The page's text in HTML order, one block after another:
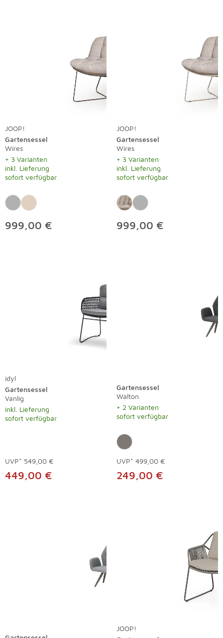
JOOP!
Gartensessel
Wires
+ 3 Varianten
inkl. Lieferung
sofort verfügbar
999,00 €
JOOP!
Gartensessel
Wires
+ 3 Varianten
inkl. Lieferung
sofort verfügbar
999,00 €
idyl
Gartensessel
Vanlig
inkl. Lieferung
sofort verfügbar
UVP* 549,00 €
449,00 €
Gartensessel
Walton
+ 2 Varianten
sofort verfügbar
UVP* 499,00 €
249,00 €
JOOP!